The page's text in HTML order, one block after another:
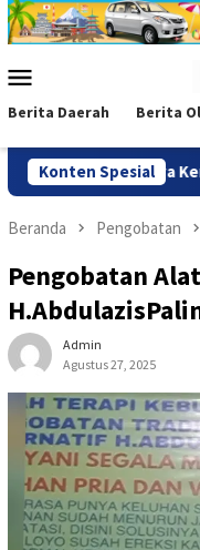
Loncat
ke
Mobile
Berita Daerah Berita
Konten Spesial
Kerja Unggul
Beranda Pengobatan
Pengobatan
Admin
Agustus 27, 2025